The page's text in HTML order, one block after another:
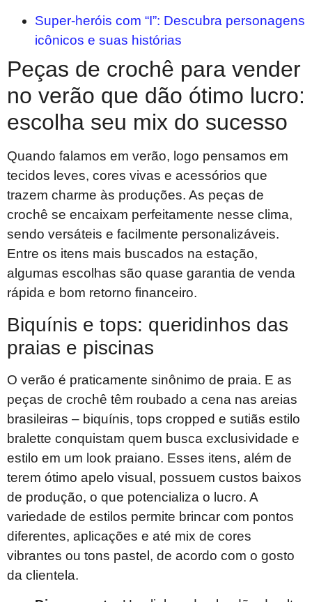
Super-heróis com “I”: Descubra personagens
icônicos e suas histórias
Peças de crochê para vender
no verão que dão ótimo lucro:
escolha seu mix do sucesso
Quando falamos em verão, logo pensamos em
tecidos leves, cores vivas e acessórios que
trazem charme às produções. As peças de
crochê se encaixam perfeitamente nesse clima,
sendo versáteis e facilmente personalizáveis.
Entre os itens mais buscados na estação,
algumas escolhas são quase garantia de venda
rápida e bom retorno financeiro.
Biquínis e tops: queridinhos das
praias e piscinas
O verão é praticamente sinônimo de praia. E as
peças de crochê têm roubado a cena nas areias
brasileiras – biquínis, tops cropped e sutiãs estilo
bralette conquistam quem busca exclusividade e
estilo em um look praiano. Esses itens, além de
terem ótimo apelo visual, possuem custos baixos
de produção, o que potencializa o lucro. A
variedade de estilos permite brincar com pontos
diferentes, aplicações e até mix de cores
vibrantes ou tons pastel, de acordo com o gosto
da clientela.